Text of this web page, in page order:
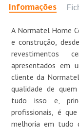
Informações
A Normatel Home
e construção,
revestimentos
apresentados em
cliente da
qualidade de
tudo isso e,
profissionais, é
melhoria em tudo